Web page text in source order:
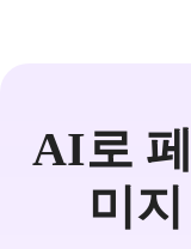
AI로
미